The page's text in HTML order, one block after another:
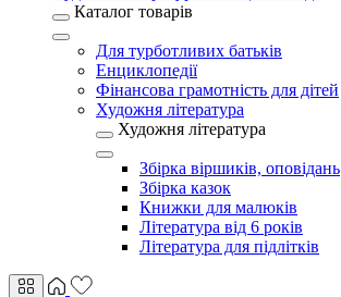
Каталог товарів
Для турботливих батьків
Енциклопедії
Фінансова грамотність для дітей
Художня література
Художня література
Збірка віршиків, оповідань
Збірка казок
Книжки для малюків
Література від 6 років
Література для підлітків